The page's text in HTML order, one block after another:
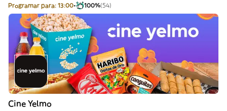
Programar para: 13:00 100%(54)
Cine Yelmo